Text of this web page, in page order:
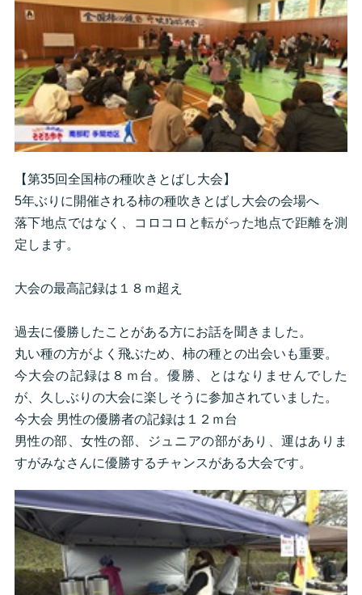
【第35回全国柿の種吹きとばし大会】
5年ぶりに開催される柿の種吹きとばし大会の会場へ
落下地点ではなく、コロコロと転がった地点で距離を測
定します。
大会の最高記録は１８ｍ超え
過去に優勝したことがある方にお話を聞きました。
丸い種の方がよく飛ぶため、柿の種との出会いも重要。
今大会の記録は８ｍ台。優勝、とはなりませんでした
が、久しぶりの大会に楽しそうに参加されていました。
今大会 男性の優勝者の記録は１２ｍ台
男性の部、女性の部、ジュニアの部があり、運はありま
すがみなさんに優勝するチャンスがある大会です。